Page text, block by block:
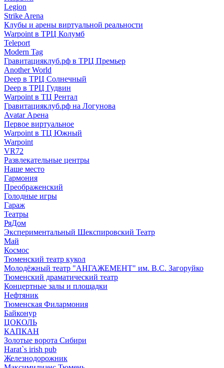
Legion
Strike Arena
Клубы и арены виртуальной реальности
Warpoint в ТРЦ Колумб
Teleport
Modern Tag
Гравитацияклуб.рф в ТРЦ Премьер
Another World
Deep в ТРЦ Солнечный
Deep в ТРЦ Гудвин
Warpoint в ТЦ Рентал
Гравитацияклуб.рф на Логунова
Avatar Арена
Первое виртуальное
Warpoint в ТЦ Южный
Warpoint
VR72
Развлекательные центры
Наше место
Гармония
Преображенский
Голодные игры
Гараж
Театры
РяДом
Экспериментальный Шекспировский Театр
Май
Космос
Тюменский театр кукол
Молодёжный театр "АНГАЖЕМЕНТ" им. В.С. Загоруйко
Тюменский драматический театр
Концертные залы и площадки
Нефтяник
Тюменская Филармония
Байконур
ЦОКОЛЬ
КАПКАН
Золотые ворота Сибири
Harat`s irish pub
Железнодорожник